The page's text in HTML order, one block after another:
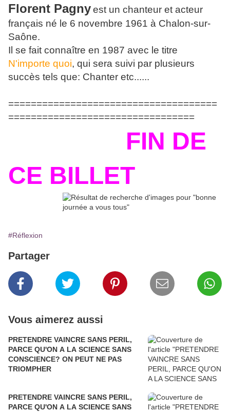
Florent Pagnyest un chanteur et acteur
français né le 6 novembre 1961 à Chalon-sur-
Saône.
Il se fait connaître en 1987 avec le titre
N'importe quoi, qui sera suivi par plusieurs
succès tels que: Chanter etc......
=====================================
=================================
FIN DE
CE BILLET
#Réflexion
Partager
Vous aimerez aussi
PRETENDRE VAINCRE SANS PERIL,
PARCE QU'ON A LA SCIENCE SANS
CONSCIENCE? ON PEUT NE PAS
TRIOMPHER
PRETENDRE VAINCRE SANS PERIL,
PARCE QU'ON A LA SCIENCE SANS